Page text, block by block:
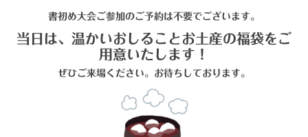
書初め大会ご参加のご予約は不要でございます。
当日は、温かいおしることお土産の福袋をご
用意いたします！
ぜひご来場ください。 お待ちしております。